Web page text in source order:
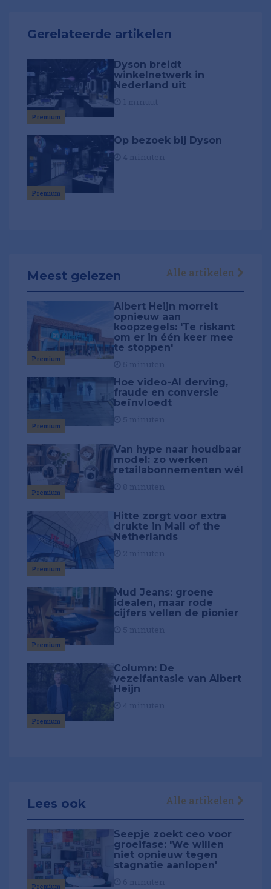
Gerelateerde artikelen
Premium
Dyson breidt
winkelnetwerk in
Nederland uit
Premium
Op bezoek bij Dyson
Meest gelezen Alle artikelen
Premium
Albert Heijn morrelt
opnieuw aan
koopzegels: 'Te riskant
om er in één keer mee
te stoppen'
Premium
Hoe video-AI derving,
fraude en conversie
beïnvloedt
Premium
Van hype naar houdbaar
model: zo werken
retailabonnementen wél
Premium
Hitte zorgt voor extra
drukte in Mall of the
Netherlands
Premium
Mud Jeans: groene
idealen, maar rode
cijfers vellen de pionier
Premium
Column: De
vezelfantasie van Albert
Heijn
Lees ook Alle artikelen
Premium
Seepje zoekt ceo voor
groeifase: 'We willen
niet opnieuw tegen
stagnatie aanlopen'